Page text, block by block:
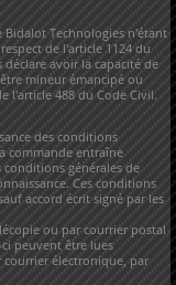
Technologies n'étant
de l'article 1124 du
avoir la capacité de
mineur émancipé ou
l'article 488 du Code Civil.
des conditions
commande entraîne
générales de
Ces conditions
accord écrit signé par les
ou par courrier postal
peuvent être lues
courrier électronique, par